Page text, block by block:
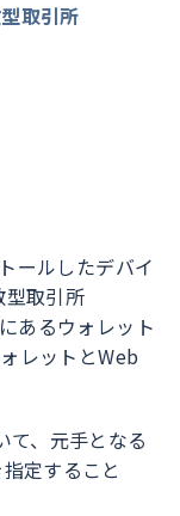
取引所
ールしたデバイ
型取引所
あるウォレット
レットとWeb
て、元手となる
定すること